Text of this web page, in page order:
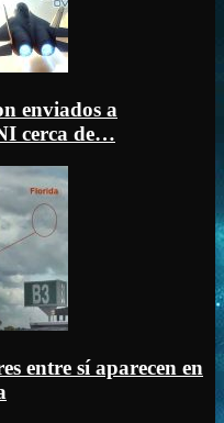
enviados a
cerca de…
entre sí aparecen en